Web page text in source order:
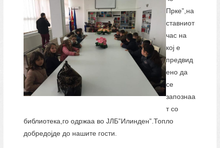
Прке”,на
ставниот
час на
кој е
предвид
ено да
се
запознаа
т со
библиотека,го одржаа во ЈЛБ”Илинден”.Топло
добредојде до нашите гости.